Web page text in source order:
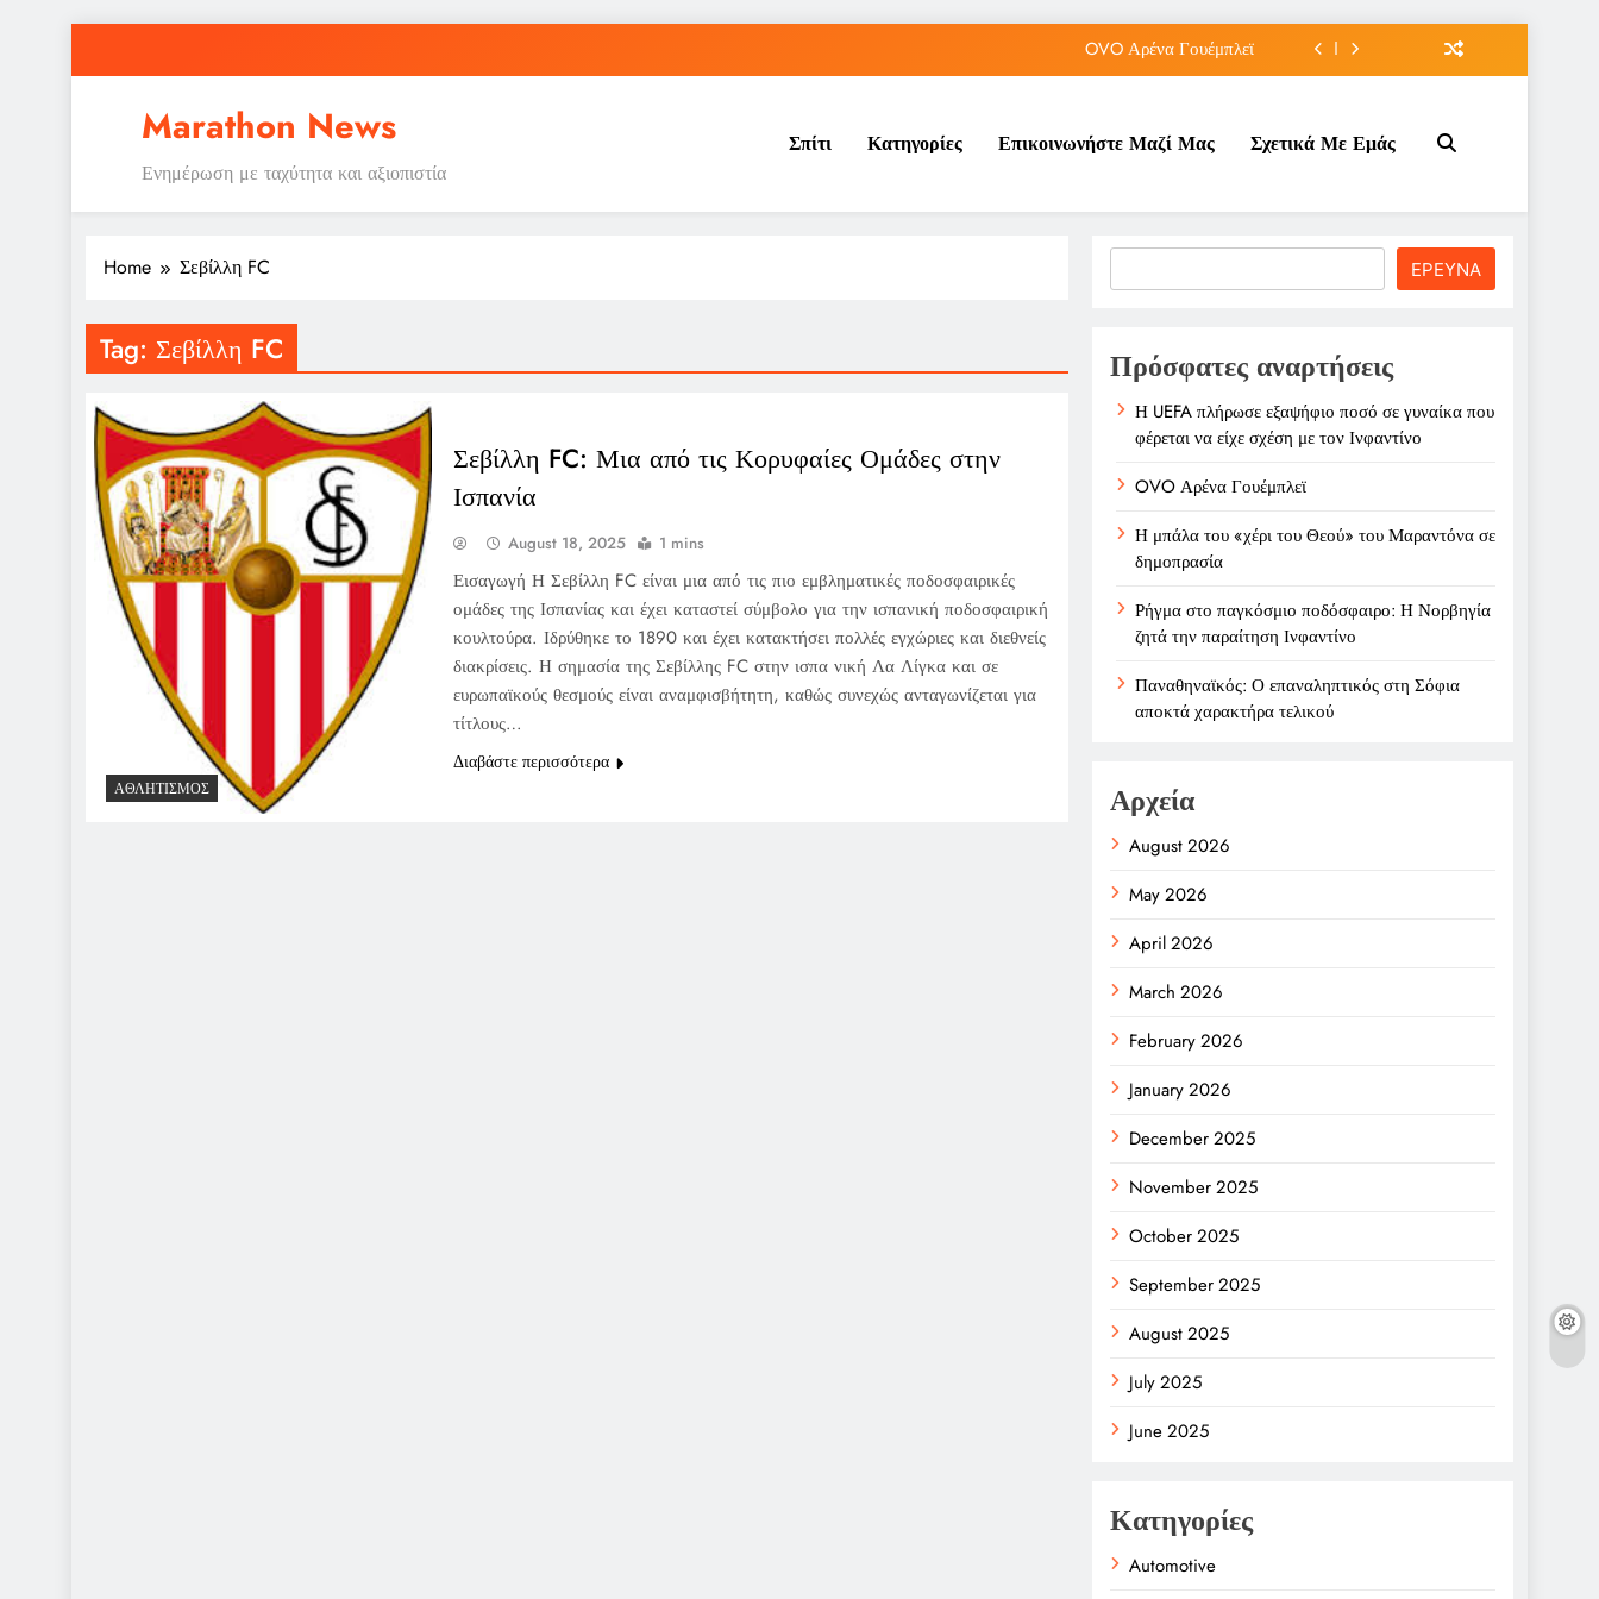
OVO Αρένα Γουέμπλεϊ
Ρήγμα στο παγκόσμιο ποδόσφαιρο: Η Νορβηγία ζητά την παραίτηση Ινφαντίνο
OVO Αρένα Γουέμπλεϊ
Η μπάλα του «χέρι του Θεού» του Μαραντόνα σε δημοπρασία
Marathon News
Ενημέρωση με ταχύτητα και αξιοπιστία
Σπίτι Κατηγορίες Επικοινωνήστε Μαζί Μας Σχετικά Με Εμάς
Home Σεβίλλη FC
Tag: Σεβίλλη FC
ΑΘΛΗΤΙΣΜΌΣ
Σεβίλλη FC: Μια από τις Κορυφαίες Ομάδες στην
Ισπανία
August 18, 2025 1 mins
Εισαγωγή Η Σεβίλλη FC είναι μια από τις πιο εμβληματικές ποδοσφαιρικές
ομάδες της Ισπανίας και έχει καταστεί σύμβολο για την ισπανική ποδοσφαιρική
κουλτούρα. Ιδρύθηκε το 1890 και έχει κατακτήσει πολλές εγχώριες και διεθνείς
διακρίσεις. Η σημασία της Σεβίλλης FC στην ισπα νική Λα Λίγκα και σε
ευρωπαϊκούς θεσμούς είναι αναμφισβήτητη, καθώς συνεχώς ανταγωνίζεται για
τίτλους…
Διαβάστε περισσότερα
ΕΡΕΥΝΑ
Πρόσφατες αναρτήσεις
Η UEFA πλήρωσε εξαψήφιο ποσό σε γυναίκα που
φέρεται να είχε σχέση με τον Ινφαντίνο
OVO Αρένα Γουέμπλεϊ
Η μπάλα του «χέρι του Θεού» του Μαραντόνα σε
δημοπρασία
Ρήγμα στο παγκόσμιο ποδόσφαιρο: Η Νορβηγία
ζητά την παραίτηση Ινφαντίνο
Παναθηναϊκός: Ο επαναληπτικός στη Σόφια
αποκτά χαρακτήρα τελικού
Αρχεία
August 2026
May 2026
April 2026
March 2026
February 2026
January 2026
December 2025
November 2025
October 2025
September 2025
August 2025
July 2025
June 2025
Κατηγορίες
Automotive